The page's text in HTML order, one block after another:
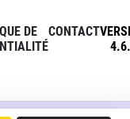
DE
CONTACT